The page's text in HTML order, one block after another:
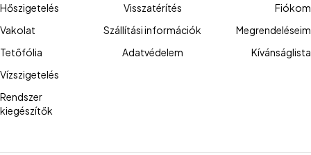
Hőszigetelés
Vakolat
Tetőfólia
Vízszigetelés
Rendszer
kiegészítők
Visszatérítés
Szállítási információk
Adatvédelem
Fiókom
Megrendeléseim
Kívánságlista